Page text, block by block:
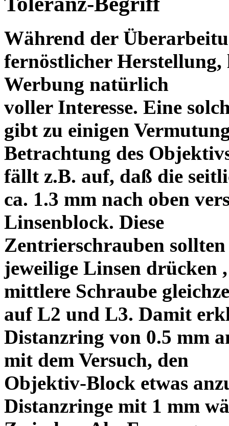
Während der
fernöstlicher Herstellung,
Werbung natürlich
voller Interesse. Eine
gibt zu einigen
Betrachtung des
fällt z.B. auf, daß die
ca. 1.3 mm nach oben
Linsenblock. Diese
Zentrierschrauben
jeweilige Linsen drücken
mittlere Schraube
auf L2 und L3. Damit
Distanzring von 0.5 mm
mit dem Versuch, den
Objektiv-Block etwas
Distanzringe mit 1 mm